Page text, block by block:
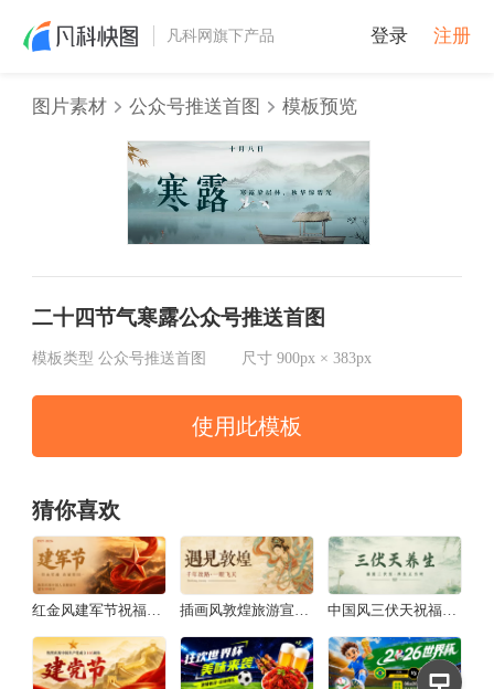
凡科网旗下产品 登录 注册
图片素材 公众号推送首图 模板预览
二十四节气寒露公众号推送首图
模板类型 公众号推送首图 尺寸 900px × 383px
使用此模板
猜你喜欢
红金风建军节祝福宣传公众号推送首图 中国风三伏天祝福宣传公众号推送首图